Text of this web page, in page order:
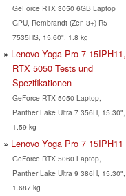
GeForce RTX 3050 6GB Laptop
GPU, Rembrandt (Zen 3+) R5
7535HS, 15.60", 1.8 kg
Lenovo Yoga Pro 7 15IPH11,
RTX 5050 Tests und
Spezifikationen
GeForce RTX 5050 Laptop,
Panther Lake Ultra 7 356H, 15.30",
1.59 kg
Lenovo Yoga Pro 7 15IPH11
GeForce RTX 5060 Laptop,
Panther Lake Ultra 9 386H, 15.30",
1.687 kg